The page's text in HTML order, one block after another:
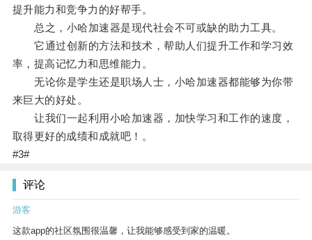
提升能力和竞争力的好帮手。
总之，小哈加速器是现代社会不可或缺的助力工具。
它通过创新的方法和技术，帮助人们提升工作和学习效
率，提高记忆力和思维能力。
无论你是学生还是职场人士，小哈加速器都能够为你带
来巨大的好处。
让我们一起利用小哈加速器，加快学习和工作的速度，
取得更好的成绩和成就吧！。
#3#
评论
游客
这款app的社区氛围很温馨，让我能够感受到家的温暖。